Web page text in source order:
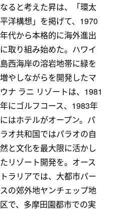
なると考えた昇は、「環太
平洋構想」を掲げて、1970
年代から本格的に海外進出
に取り組み始めた。ハワイ
島西海岸の溶岩地帯に緑を
増やしながらを開発したマ
ウナ ラニ リゾートは、1981
年にゴルフコース、1983年
にはホテルがオープン。パ
ラオ共和国ではパラオの自
然と文化を最大限に活かし
たリゾート開発を。オース
トラリアでは、大都市パー
スの郊外地ヤンチェップ地
区で、多摩田園都市での実